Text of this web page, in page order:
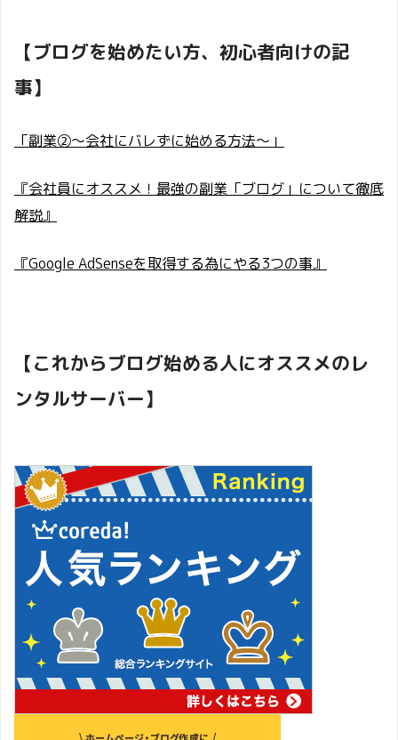
【ブログを始めたい方、初心者向けの記
事】
「副業②～会社にバレずに始める方法～」
『会社員にオススメ！最強の副業「ブログ」について徹底
解説』
『Google AdSenseを取得する為にやる3つの事』
【これからブログ始める人にオススメのレ
ンタルサーバー】